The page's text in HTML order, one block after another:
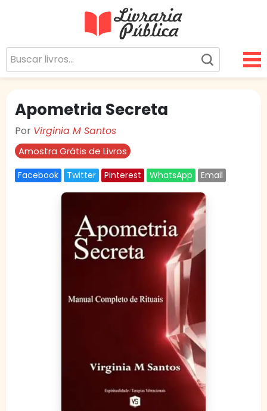
Sua Biblioteca Virtual Gratuita
Apometria Secreta
Por Virginia M Santos
Amostra Grátis de Livros
Facebook Twitter Pinterest WhatsApp Email